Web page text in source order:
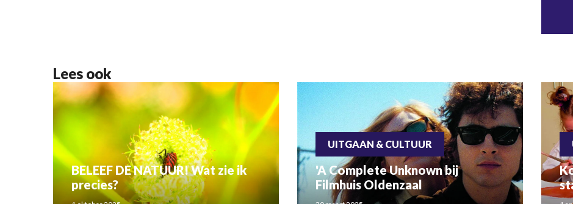
Lees ook
BELEEF DE NATUUR! Wat zie ik
precies?
UITGAAN & CULTUUR
'A Complete Unknown bij
Filmhuis Oldenzaal